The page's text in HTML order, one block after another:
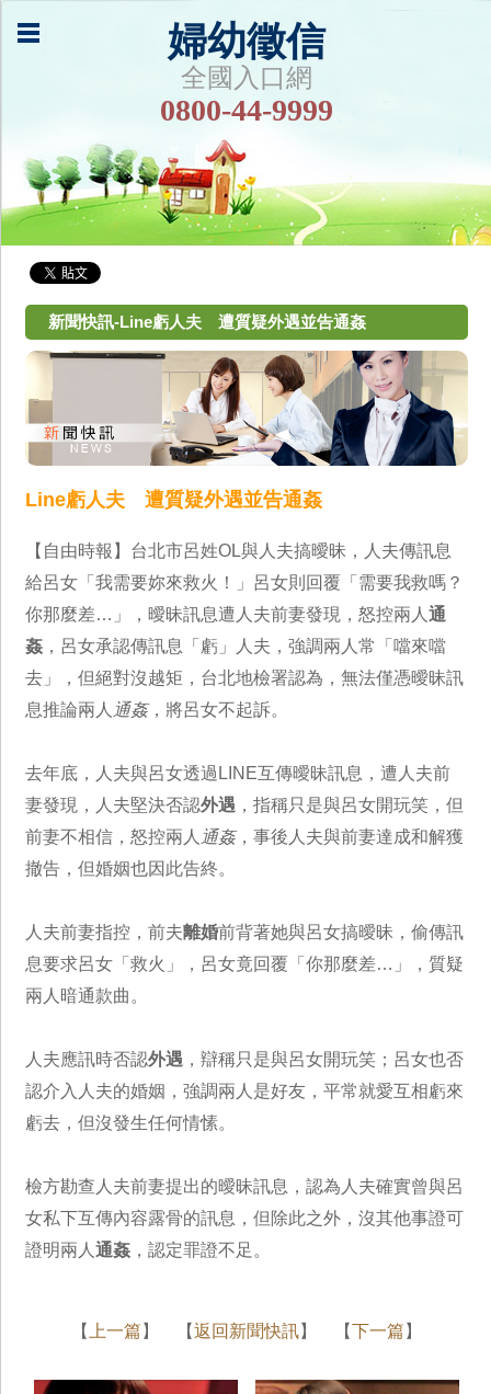
婦幼徵信
全國入口網
0800-44-9999
新聞快訊-Line虧人夫 遭質疑外遇並告通姦
Line虧人夫 遭質疑外遇並告通姦
【自由時報】台北市呂姓OL與人夫搞曖昧，人夫傳訊息
給呂女「我需要妳來救火！」呂女則回覆「需要我救嗎？
你那麼差…」，曖昧訊息遭人夫前妻發現，怒控兩人通
姦 ，呂女承認傳訊息「虧」人夫，強調兩人常「噹來噹
去」，但絕對沒越矩，台北地檢署認為，無法僅憑曖昧訊
息推論兩人 通姦，將呂女不起訴。
去年底，人夫與呂女透過LINE互傳曖昧訊息，遭人夫前
妻發現，人夫堅決否認外遇 ，指稱只是與呂女開玩笑，但
前妻不相信，怒控兩人 通姦，事後人夫與前妻達成和解獲
撤告，但婚姻也因此告終。
人夫前妻指控，前夫離婚前背著她與呂女搞曖昧，偷傳訊
息要求呂女「救火」，呂女竟回覆「你那麼差…」，質疑
兩人暗通款曲。
人夫應訊時否認外遇 ，辯稱只是與呂女開玩笑；呂女也否
認介入人夫的婚姻，強調兩人是好友，平常就愛互相虧來
虧去，但沒發生任何情愫。
檢方勘查人夫前妻提出的曖昧訊息，認為人夫確實曾與呂
女私下互傳內容露骨的訊息，但除此之外，沒其他事證可
證明兩人通姦 ，認定罪證不足。
【 上一篇 】 【返回新聞快訊】 【下一篇 】